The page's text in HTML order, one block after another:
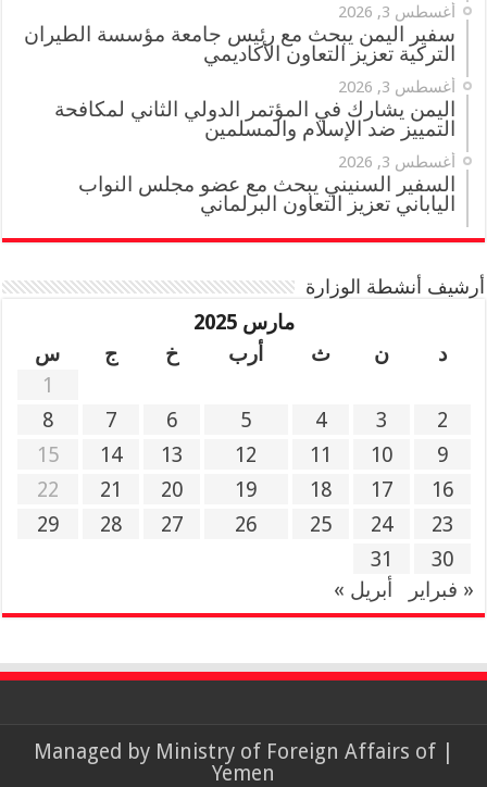
أغسطس 3, 2026
سفير اليمن يبحث مع رئيس جامعة مؤسسة الطيران
التركية تعزيز التعاون الأكاديمي
أغسطس 3, 2026
اليمن يشارك في المؤتمر الدولي الثاني لمكافحة
التمييز ضد الإسلام والمسلمين
أغسطس 3, 2026
السفير السنيني يبحث مع عضو مجلس النواب
الياباني تعزيز التعاون البرلماني
أرشيف أنشطة الوزارة
مارس 2025
د
ن ث أرب خ ج
س
1
2
3
4
5
6
7
8
9
10
11
12
13
14
15
16
17
18
19
20
21
22
23
24
25
26
27
28
29
30
31
« فبراير
أبريل »
| Managed by
Ministry of Foreign Affairs of
Yemen